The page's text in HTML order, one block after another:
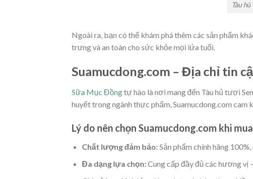
Tàu
Ngoài ra, bạn có thể khám phá thêm các sản phẩm
trưng và an toàn cho sức khỏe mọi lứa tuổi.
Suamucdong.com – Địa chỉ tin
Sữa Mục Đồngtự hào là nơi mang đến Tàu hủ tươi
huyết trong ngành thực phẩm, Suamucdong.com
Lý do nên chọn Suamucdong.com khi
Chất lượng đảm bảo:Sản phẩm chính hãng
Đa dạng lựa chọn:Cung cấp đầy đủ các hương vị